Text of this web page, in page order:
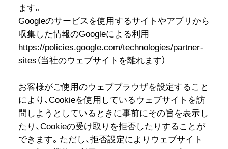
ます。
Googleのサービスを使用するサイトやアプリから
収集した情報のGoogleによる利用
https://policies.google.com/technologies/partner-
sites （当社のウェブサイトを離れます）
お客様がご使用のウェブブラウザを設定すること
により、Cookieを使用しているウェブサイトを訪
問しようとしているときに事前にその旨を表示し
たり、Cookieの受け取りを拒否したりすることが
できます。ただし、拒否設定によりウェブサイト